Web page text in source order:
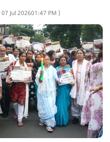
Jul 202601:47 PM )